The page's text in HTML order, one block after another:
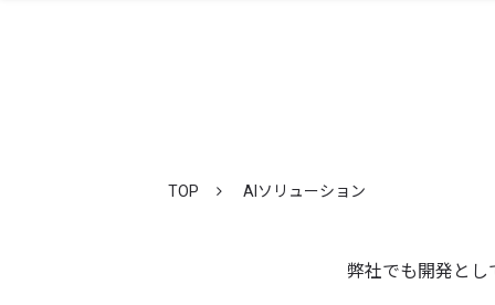
TOP AIソリューション
弊社でも開発とし